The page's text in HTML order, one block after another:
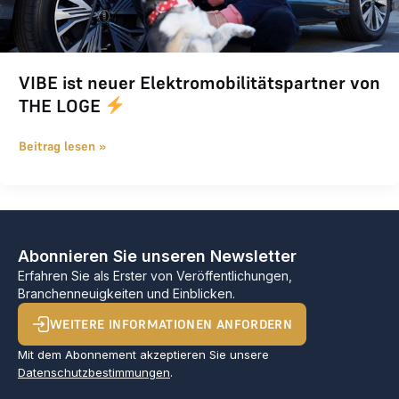
VIBE ist neuer Elektromobilitätspartner von
THE LOGE
Beitrag lesen »
Abonnieren Sie unseren Newsletter
Erfahren Sie als Erster von Veröffentlichungen,
Branchenneuigkeiten und Einblicken.
WEITERE INFORMATIONEN ANFORDERN
Mit dem Abonnement akzeptieren Sie unsere
Datenschutzbestimmungen.